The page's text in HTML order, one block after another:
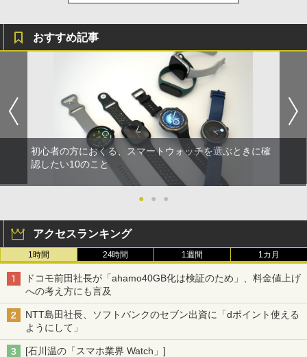
おすすめ記事
初心者の方におくる、スマートウォッチを選ぶときに確
認したい10のこと
● ● ●
アクセスランキング
1時間 24時間 1週間 1カ月
ドコモ前田社長が「ahamo40GB化は検証のため」、料金値上げ
への考え方にも言及
NTT島田社長、ソフトバンクのセブン出資に「dポイント使える
ようにして」
[石川温の「スマホ業界 Watch」]